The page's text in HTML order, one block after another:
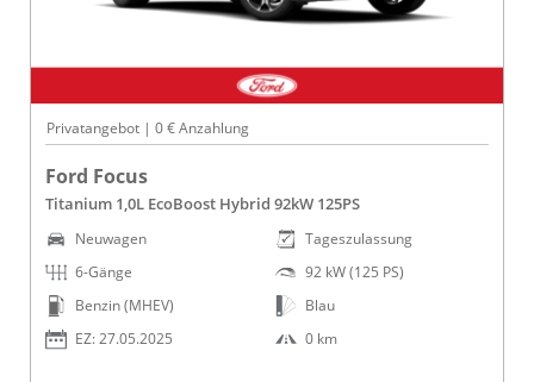
Privatangebot | 0 € Anzahlung
Ford Focus
Titanium 1,0L EcoBoost Hybrid 92kW 125PS
Neuwagen
6-Gänge
Benzin (MHEV)
EZ: 27.05.2025
Tageszulassung
92 kW (125 PS)
Blau
0 km